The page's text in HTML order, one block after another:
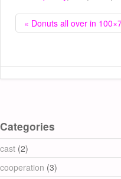
« Donuts all over in
Categories
cast (2)
cooperation (3)